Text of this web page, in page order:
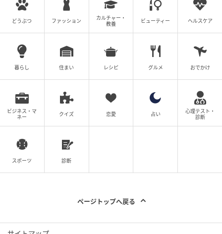
Hearst Owned
マンダリン オリエンタル 東京
「グルメショップ」では、クロワッサンや季節のマフ
とドリンクのセットが人気。「Aセット」￥540～
どうぶつ ファッション
カルチャー・
教養
ビューティー ヘルスケア
暮らし 住まい レシピ グルメ おでかけ
ビジネス・マ
ネー
クイズ 恋愛 占い
心理テスト・
診断
スポーツ 診断
ページトップへ戻る